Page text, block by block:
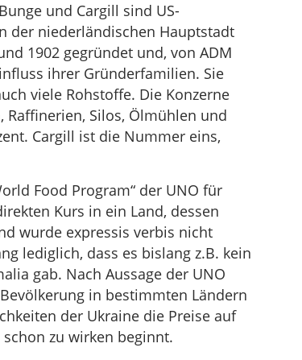
und Cargill sind US-
der niederländischen Hauptstadt
1902 gegründet und, von ADM
ihrer Gründerfamilien. Sie
viele Rohstoffe. Die Konzerne
Raffinerien, Silos, Ölmühlen und
Cargill ist die Nummer eins,
Food Program“ der UNO für
Kurs in ein Land, dessen
wurde expressis verbis nicht
lediglich, dass es bislang z.B. kein
gab. Nach Aussage der UNO
in bestimmten Ländern
der Ukraine die Preise auf
zu wirken beginnt.